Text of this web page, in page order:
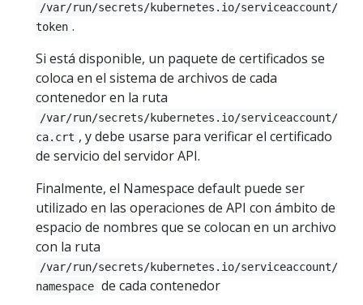
/var/run/secrets/kubernetes.io/serviceaccount/
token .
Si está disponible, un paquete de certificados se
coloca en el sistema de archivos de cada
contenedor en la ruta
/var/run/secrets/kubernetes.io/serviceaccount/
ca.crt , y debe usarse para verificar el certificado
de servicio del servidor API.
Finalmente, el Namespace default puede ser
utilizado en las operaciones de API con ámbito de
espacio de nombres que se colocan en un archivo
con la ruta
/var/run/secrets/kubernetes.io/serviceaccount/
namespace de cada contenedor